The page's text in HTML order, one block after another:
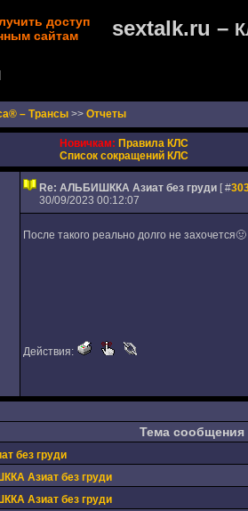
доступ
сайтам
sextalk.ru –
– Трансы >> Отчеты
Новичкам: Правила КЛС
Список сокращений КЛС
Re: АЛЬБИШККА Азиат без груди [ #
30/09/2023 00:12:07
После такого реально долго не захочется🤢
Действия:
Тема сообщения
без груди
Азиат без груди
Азиат без груди